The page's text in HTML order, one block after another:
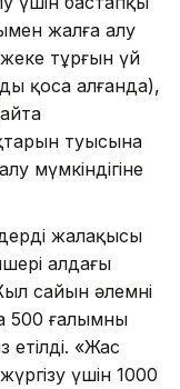
жалға алу
тұрғын үй
қоса алғанда),
туысына
мүмкіндігіне
жалақысы
алдағы
сайын әлемнің
ғалымның
«Жас
үшін 1000